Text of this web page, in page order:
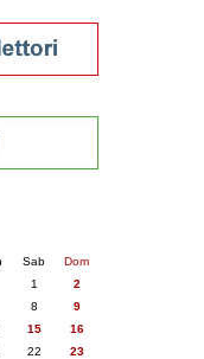
Sab
Dom
1
2
8
9
15
16
22
23